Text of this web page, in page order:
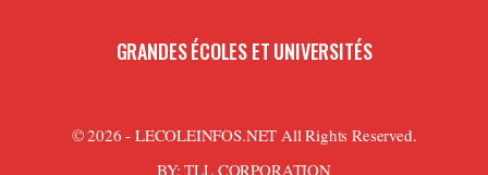
GRANDES ÉCOLES ET UNIVERSITÉS
© 2026 - LECOLEINFOS.NET All Rights Reserved.
BY:TLL CORPORATION